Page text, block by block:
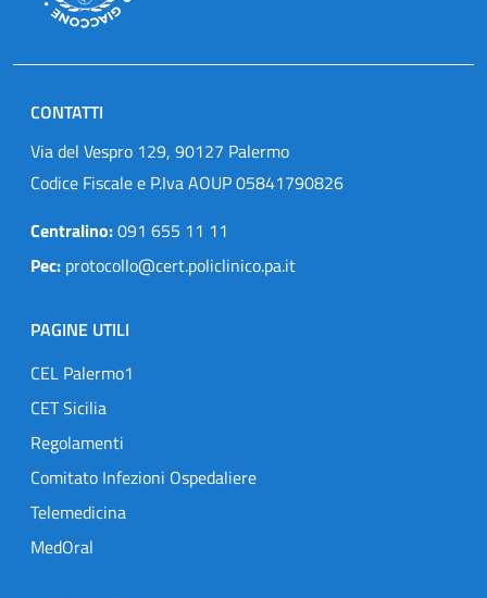
CONTATTI
Via del Vespro 129, 90127 Palermo
Codice Fiscale e P.Iva AOUP 05841790826
Centralino:091 655 11 11
Pec: protocollo@cert.policlinico.pa.it
PAGINE UTILI
CEL Palermo1
CET Sicilia
Regolamenti
Comitato Infezioni Ospedaliere
Telemedicina
MedOral